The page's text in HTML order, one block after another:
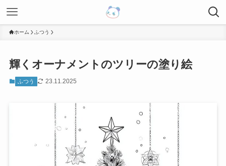
ホーム ふつう
輝くオーナメントのツリーの塗り絵
ふつう 23.11.2025